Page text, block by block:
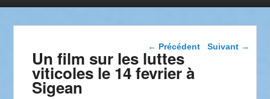
Navigation dans les
← Précédent Suivant →
Un film sur les luttes
viticoles le 14 fevrier à
Sigean